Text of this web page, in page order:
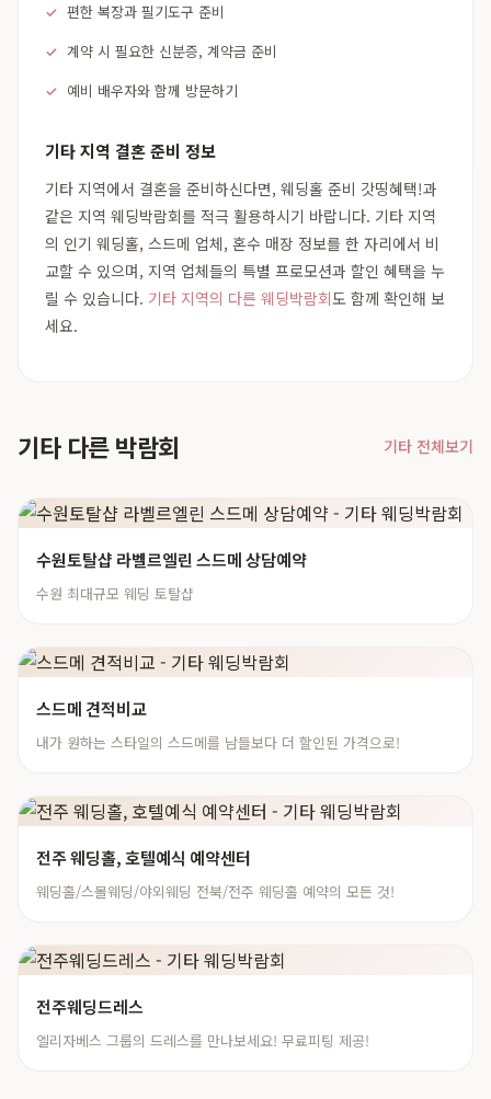
편한 복장과 필기도구 준비
계약 시 필요한 신분증, 계약금 준비
예비 배우자와 함께 방문하기
기타 지역 결혼 준비 정보
기타 지역에서 결혼을 준비하신다면, 웨딩홀 준비 갓띵혜택!과
같은 지역 웨딩박람회를 적극 활용하시기 바랍니다. 기타 지역
의 인기 웨딩홀, 스드메 업체, 혼수 매장 정보를 한 자리에서 비
교할 수 있으며, 지역 업체들의 특별 프로모션과 할인 혜택을 누
릴 수 있습니다. 기타 지역의 다른 웨딩박람회도 함께 확인해 보
세요.
기타 다른 박람회 기타 전체보기
수원토탈샵 라벨르엘린 스드메 상담예약
수원 최대규모 웨딩 토탈샵
스드메 견적비교
내가 원하는 스타일의 스드메를 남들보다 더 할인된 가격으로!
전주 웨딩홀, 호텔예식 예약센터
웨딩홀/스몰웨딩/야외웨딩 전북/전주 웨딩홀 예약의 모든 것!
전주웨딩드레스
엘리자베스 그룹의 드레스를 만나보세요! 무료피팅 제공!